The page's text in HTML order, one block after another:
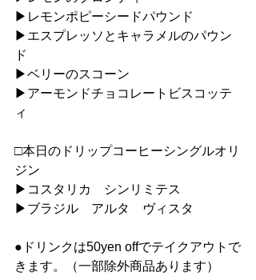
▶︎レモンポピーシードパウンド
▶︎エスプレッソとキャラメルのパウン
ド
▶︎ベリーのスコーン
▶︎アーモンドチョコレートビスコッテ
ィ
□本日のドリップコーヒーシングルオリ
ジン
▶︎コスタリカ　シンリミテス
▶︎ブラジル　アルタ　ヴィスタ
●ドリンクは50yen offでテイクアウトで
きます。（一部除外商品あります）